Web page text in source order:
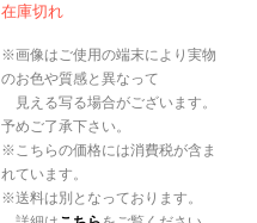
在庫切れ
※画像はご使用の端末により実物
のお色や質感と異なって
見える写る場合がございます。
予めご了承下さい。
※こちらの価格には消費税が含ま
れています。
※送料は別となっております。